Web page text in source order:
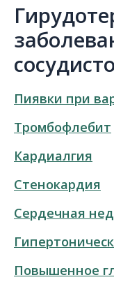
Пиявки при
Тромбофлебит
Кардиалгия
Стенокардия
Сердечная
Повышенное